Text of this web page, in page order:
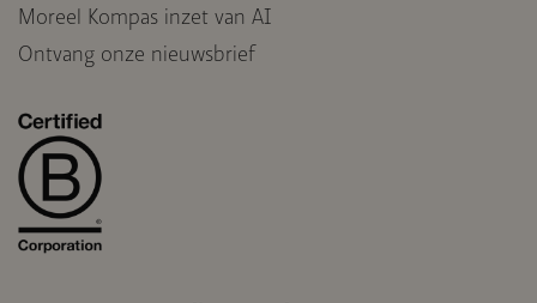
Moreel Kompas inzet van AI
Ontvang onze nieuwsbrief